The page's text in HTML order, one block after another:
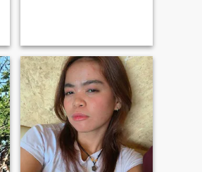
smertefull. Jeg tilbrakte 13
år i det jeg trodde var et
seriøst forhold, og i 7 av de
årene ble jeg villedet. Det
kapitlet i livet mitt formet
meg dypt. Det lærte meg
dømmekraft, emosjonell
styrke og viktigheten av å
velge en partner som setter
pris på ærlighet, konsistens
og ansvar. Jeg har gjort det
indre arbeidet, helbredet, og